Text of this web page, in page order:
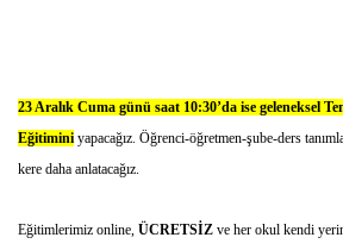
23 Aralık Cuma günü saat 10:30’da ise geleneksel
Eğitimini yapacağız. Öğrenci-öğretmen-şube-ders
kere daha anlatacağız.
Eğitimlerimiz online, ÜCRETSİZ ve her okul kendi